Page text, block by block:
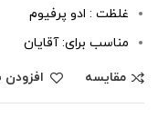
غلظت : ادو پرفیوم
مناسب برای: آقایان
مقایسه
افزودن